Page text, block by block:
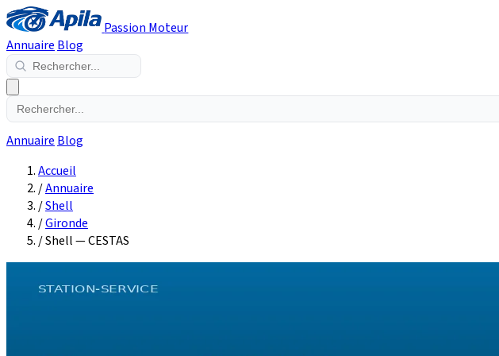
Passion Moteur
Annuaire Blog
Annuaire Blog
Accueil
/Annuaire
/Shell
/Gironde
/Shell — CESTAS